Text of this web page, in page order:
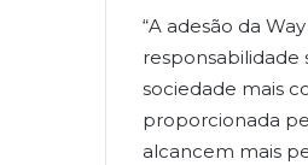
“A adesão da
sociedade mais
proporcionada
alcancem mais